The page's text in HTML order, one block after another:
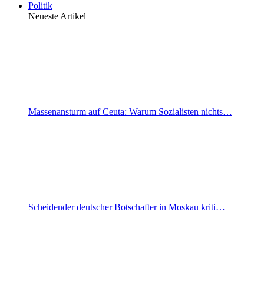
Politik
Neueste Artikel
Massenansturm auf Ceuta: Warum Sozialisten nichts…
Scheidender deutscher Botschafter in Moskau kriti…